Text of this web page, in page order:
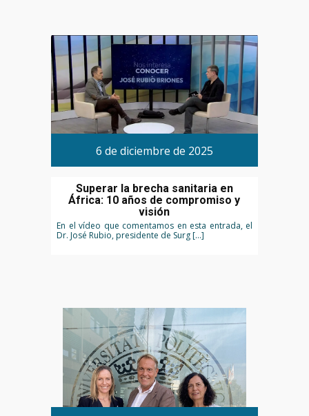
6 de diciembre de 2025
Superar la brecha sanitaria en
África: 10 años de compromiso y
visión
En el vídeo que comentamos en esta entrada, el
Dr. José Rubio, presidente de Surg […]